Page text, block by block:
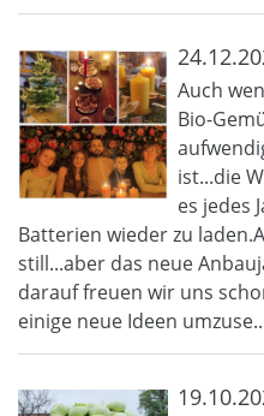
Auch
Bio-
ist...die
es jedes
Batterien wieder zu
still...aber das neue
darauf freuen wir uns
einige neue Ideen